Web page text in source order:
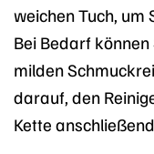
weichen Tuch, um
Bei Bedarf
milden
darauf, den
Kette